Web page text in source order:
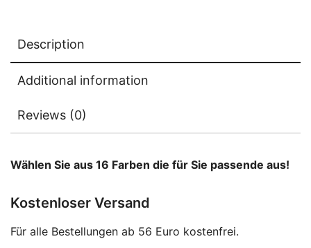
Description
Additional information
Reviews (0)
Wählen Sie aus 16 Farben die für Sie passende aus!
Kostenloser Versand
Für alle Bestellungen ab 56 Euro kostenfrei.